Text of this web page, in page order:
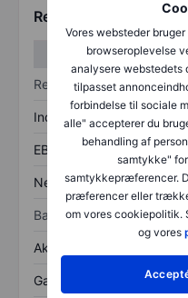
Vores websteder
browseroplevelse
analysere webstedets
tilpasset
forbindelse til sociale
alle" accepterer du
behandling af
samtykke"
samtykkepræferencer.
præferencer eller
om vores cookiepolitik.
og vores
Regnskabstal
Resultatopgørelse
Indtægter
EBITDA
Nettoresultat
Balance
Aktiver i alt
Gæld